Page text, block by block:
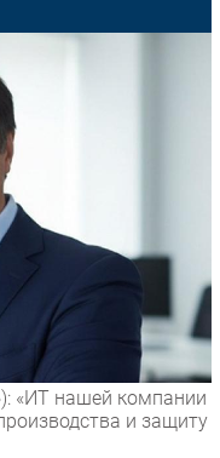
«ИТ нашей компании
и защиту